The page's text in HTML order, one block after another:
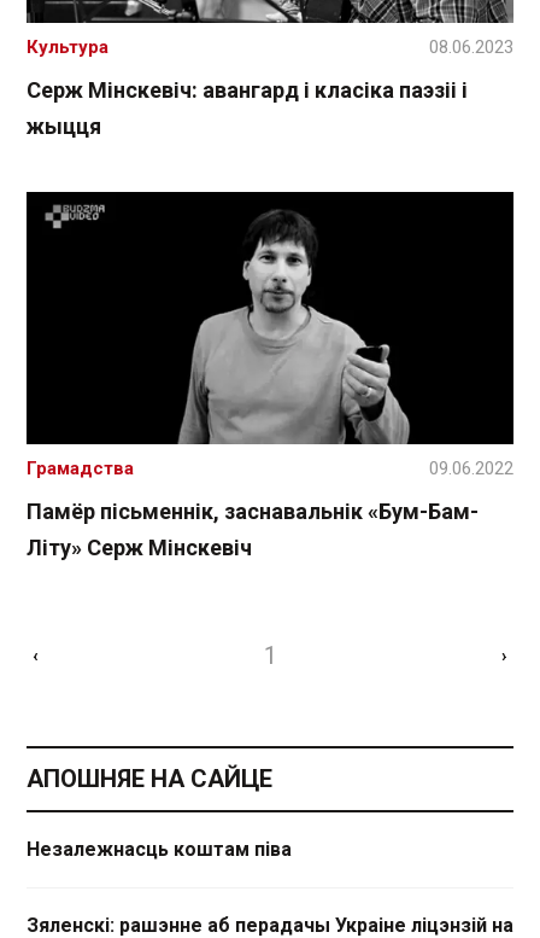
Серж Мінскевіч: авангард і класіка паэзіі і
жыцця
Культура 08.06.2023
Памёр пісьменнік, заснавальнік «Бум-Бам-
Літу» Серж Мінскевіч
Грамадства 09.06.2022
‹ 1 ›
АПОШНЯЕ НА САЙЦЕ
Незалежнасць коштам піва
Зяленскі: рашэнне аб перадачы Украіне ліцэнзій на